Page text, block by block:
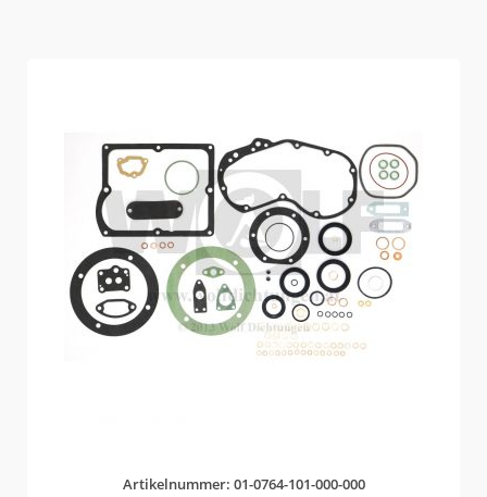
Artikelnummer: 01-0764-101-000-000